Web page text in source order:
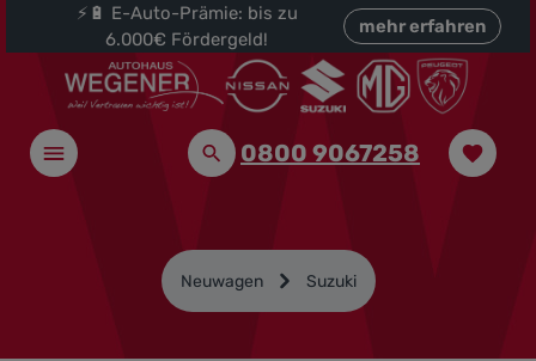
springen
⚡🔋 E-Auto-Prämie: bis zu
6.000€ Fördergeld!
mehr erfahren
0800 9067258
Neuwagen Suzuki